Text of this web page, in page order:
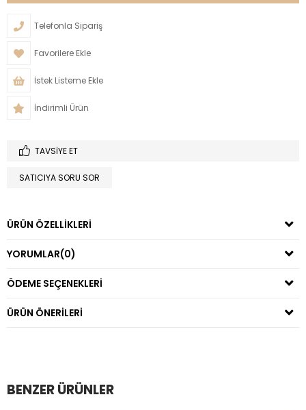
Telefonla Sipariş
Favorilere Ekle
İstek Listeme Ekle
İndirimli Ürün
TAVSIYE ET
SATICIYA SORU SOR
ÜRÜN ÖZELLIKLERI
YORUMLAR(0)
ÖDEME SEÇENEKLERI
ÜRÜN ÖNERILERI
BENZER ÜRÜNLER